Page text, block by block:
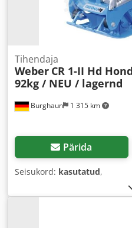
Burghaun 1 315 km
Tihendaja
Weber CR 1-II Hd
92kg / NEU / lagernd
Pärida
Seisukord: kasutatud,